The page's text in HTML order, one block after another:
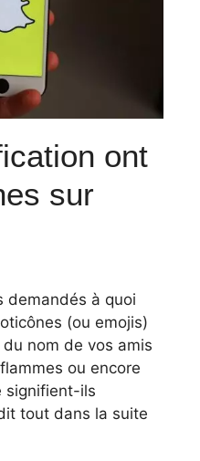
ont
sur
demandés à quoi
(ou emojis)
nom de vos amis
ou encore
signifient-ils
tout dans la suite